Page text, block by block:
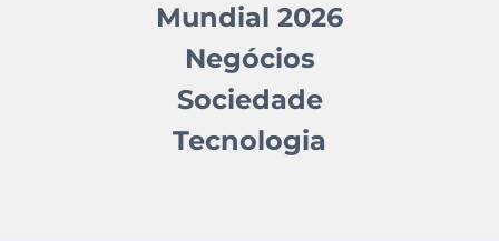
Mundial 2026
Negócios
Sociedade
Tecnologia